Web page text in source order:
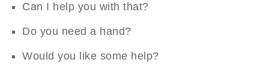
Can I help you with that?
Do you need a hand?
Would you like some help?